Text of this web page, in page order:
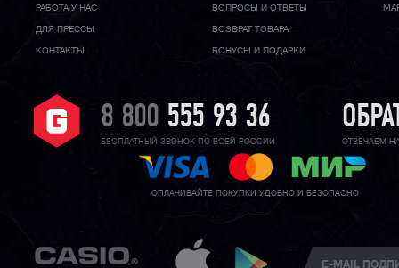
РАБОТА У НАС
ДЛЯ ПРЕССЫ
КОНТАКТЫ
ВОПРОСЫ И ОТВЕТЫ
ВОЗВРАТ ТОВАРА
БОНУСЫ И ПОДАРКИ
8 800 555 93 36
БЕСПЛАТНЫЙ ЗВОНОК ПО ВСЕЙ РОССИИ ОТВЕЧАЕМ
ОПЛАЧИВАЙТЕ ПОКУПКИ УДОБНО И БЕЗОПАСНО